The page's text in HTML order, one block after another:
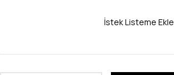
İstek Listeme Ekle